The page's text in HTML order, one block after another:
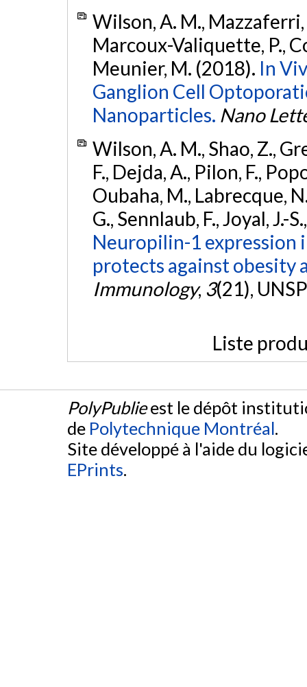
Wilson, A. M., Mazzaferri,
Marcoux-Valiquette, P.,
Meunier, M. (2018). In
Ganglion Cell
Nanoparticles. Nano
Wilson, A. M., Shao, Z.,
F., Dejda, A., Pilon, F.,
Oubaha, M., Labrecque,
G., Sennlaub, F., Joyal, J.-
Neuropilin-1 expression
protects against obesity
Immunology, 3(21),
Liste
PolyPublieest le dépôt
de Polytechnique Montréal.
Site développé à l'aide du
EPrints.